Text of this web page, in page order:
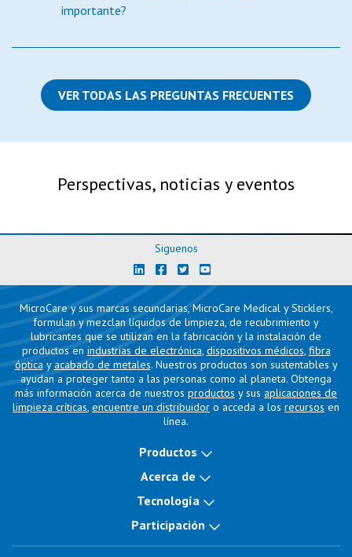
importante?
VER TODAS LAS PREGUNTAS FRECUENTES
Perspectivas, noticias y eventos
Siguenos
MicroCare y sus marcas secundarias, MicroCare Medical y Sticklers,
formulan y mezclan líquidos de limpieza, de recubrimiento y
lubricantes que se utilizan en la fabricación y la instalación de
productos en industrias de electrónica dispositivos médicos fibra
óptica y acabado de metales. Nuestros productos son sustentables y
ayudan a proteger tanto a las personas como al planeta. Obtenga
más información acerca de nuestros productos y sus aplicaciones de
limpieza críticas encuentre un distribuidor o acceda a los recursos en
línea.
Productos
Acerca de
Tecnología
Participación